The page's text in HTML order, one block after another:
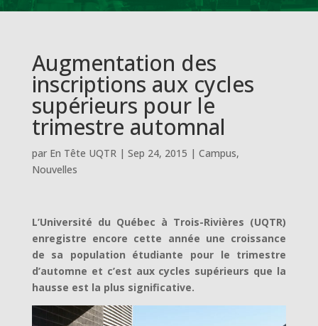
Augmentation des
inscriptions aux cycles
supérieurs pour le
trimestre automnal
par En Tête UQTR| Sep 24, 2015 | Campus,
Nouvelles
L’Université du Québec à Trois-Rivières (UQTR)
enregistre encore cette année une croissance
de sa population étudiante pour le trimestre
d’automne et c’est aux cycles supérieurs que la
hausse est la plus significative.